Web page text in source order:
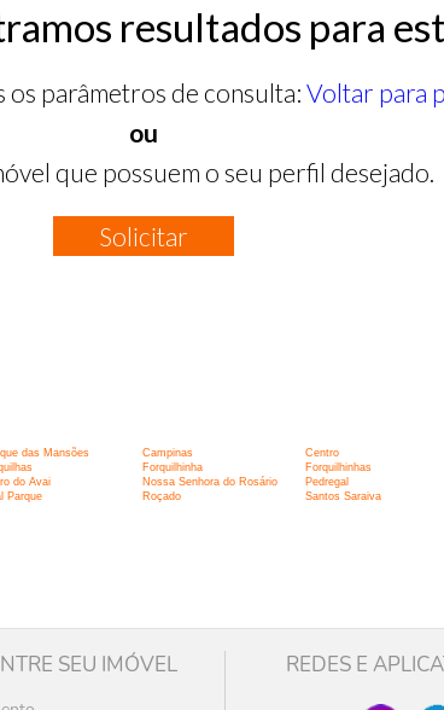
resultados para
parâmetros de consulta: Voltar para
ou
que possuem o seu perfil desejado.
Solicitar
das Mansões Campinas Centro
Forquilhinha Forquilhinhas
do Avai Nossa Senhora do Rosário Pedregal
Parque Roçado Santos Saraiva
SEU IMÓVEL REDES E